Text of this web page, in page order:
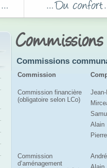
Commissions
Commission
Commission financière
(obligatoire selon LCo)
Alain
Commission
d’aménagement